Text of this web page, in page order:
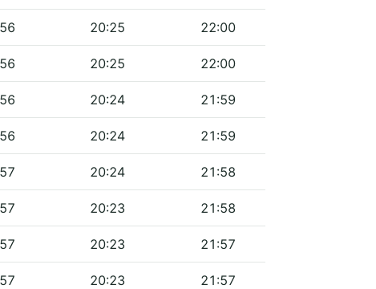
20:25 22:00
20:25 22:00
20:24 21:59
20:24 21:59
20:24 21:58
20:23 21:58
20:23 21:57
20:23 21:57